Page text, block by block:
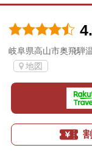
岐阜県高山市奥飛騨
地図